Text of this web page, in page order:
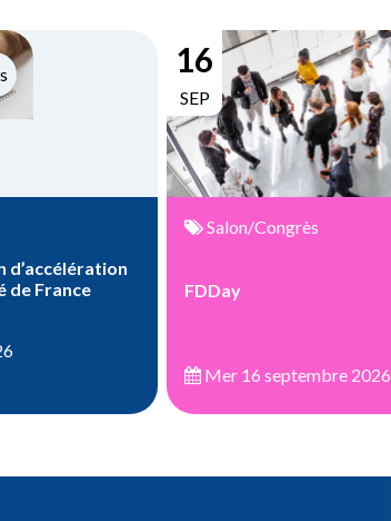
d’accélération
de France
16
SEP
Salon/Congrès
FDDay
Mer 16 septembre 2026